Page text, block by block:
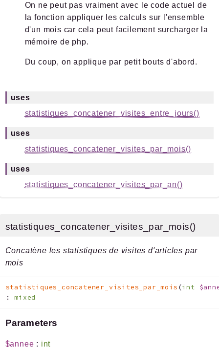
On ne peut pas vraiment avec le code actuel de
la fonction appliquer les calculs sur l'ensemble
d'un mois car cela peut facilement surcharger la
mémoire de php.
Du coup, on applique par petit bouts d'abord.
uses
statistiques_concatener_visites_entre_jours()
uses
statistiques_concatener_visites_par_mois()
uses
statistiques_concatener_visites_par_an()
statistiques_concatener_visites_par_mois()
Concatène les statistiques de visites d'articles par
mois
statistiques_concatener_visites_par_mois (int
:mixed
Parameters
$annee : int